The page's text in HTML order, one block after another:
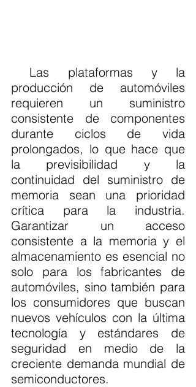
producción de automóviles
requieren un suministro
consistente de componentes
durante ciclos de vida
prolongados, lo que hace que
la previsibilidad y la
continuidad del suministro de
memoria sean una prioridad
crítica para la industria.
Garantizar un acceso
consistente a la memoria y el
almacenamiento es esencial no
solo para los fabricantes de
automóviles, sino también para
los consumidores que buscan
nuevos vehículos con la última
tecnología y estándares de
seguridad en medio de la
creciente demanda mundial de
semiconductores.